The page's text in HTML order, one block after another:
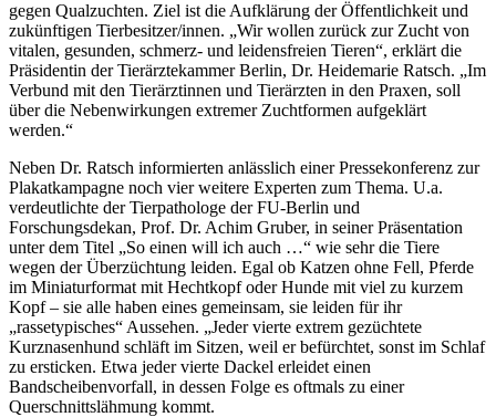
gegen Qualzuchten. Ziel ist die Aufklärung der Öffentlichkeit und
zukünftigen Tierbesitzer/innen. „Wir wollen zurück zur Zucht von
vitalen, gesunden, schmerz- und leidensfreien Tieren“, erklärt die
Präsidentin der Tierärztekammer Berlin, Dr. Heidemarie Ratsch. „Im
Verbund mit den Tierärztinnen und Tierärzten in den Praxen, soll
über die Nebenwirkungen extremer Zuchtformen aufgeklärt
werden.“
Neben Dr. Ratsch informierten anlässlich einer Pressekonferenz zur
Plakatkampagne noch vier weitere Experten zum Thema. U.a.
verdeutlichte der Tierpathologe der FU-Berlin und
Forschungsdekan, Prof. Dr. Achim Gruber, in seiner Präsentation
unter dem Titel „So einen will ich auch …“ wie sehr die Tiere
wegen der Überzüchtung leiden. Egal ob Katzen ohne Fell, Pferde
im Miniaturformat mit Hechtkopf oder Hunde mit viel zu kurzem
Kopf – sie alle haben eines gemeinsam, sie leiden für ihr
„rassetypisches“ Aussehen. „Jeder vierte extrem gezüchtete
Kurznasenhund schläft im Sitzen, weil er befürchtet, sonst im Schlaf
zu ersticken. Etwa jeder vierte Dackel erleidet einen
Bandscheibenvorfall, in dessen Folge es oftmals zu einer
Querschnittslähmung kommt.